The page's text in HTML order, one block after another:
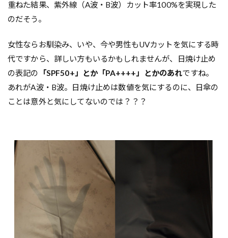
重ねた結果、紫外線（A波・B波）カット率100%を実現した
のだそう。
女性ならお馴染み、いや、今や男性もUVカットを気にする時
代ですから、詳しい方もいるかもしれませんが、日焼け止め
の表記の 「SPF50+」とか「PA++++」とかのあれですね。
あれがA波・B波。日焼け止めは数値を気にするのに、日傘の
ことは意外と気にしてないのでは？？？